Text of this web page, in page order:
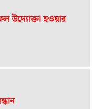
উদ্যোক্তা হওয়ার